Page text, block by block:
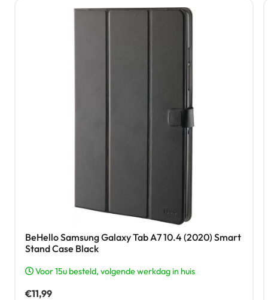
BeHello Samsung Galaxy Tab A7 10.4 (2020) Smart
Stand Case Black
Voor 15u besteld, volgende werkdag in huis
€11,99